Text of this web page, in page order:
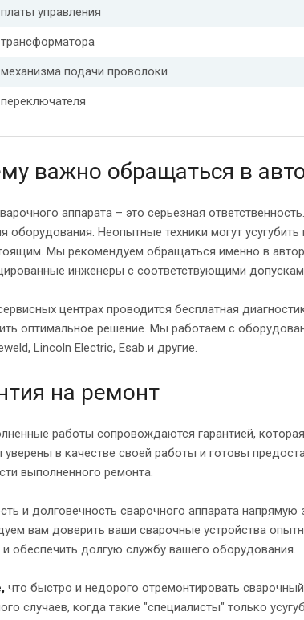
управления
подачи проволоки
важно обращаться в
аппарата – это серьезная
оборудования. Неопытные техники могут
Мы рекомендуем обращаться именно в
инженеры с соответствующими
центрах проводится бесплатная
оптимальное решение. Мы работаем с
Lincoln Electric, Esab и другие.
на ремонт
работы сопровождаются гарантией,
уверены в качестве своей работы и готовы
выполненного ремонта.
и долговечность сварочного аппарата
вам доверить ваши сварочные устройства
и обеспечить долгую службу вашего оборудования.
, что быстро и недорого отремонтировать
случаев, когда такие "специалисты" только